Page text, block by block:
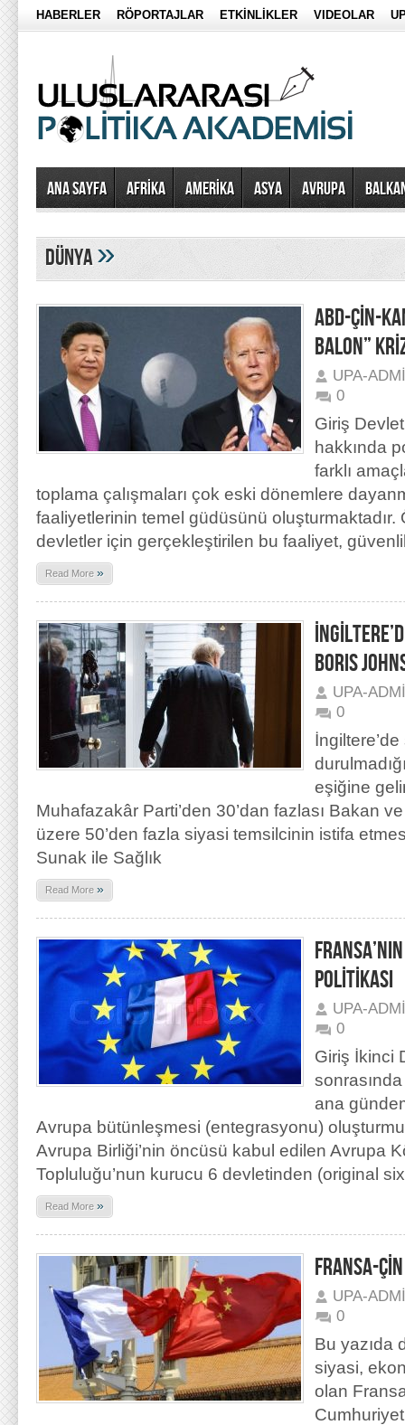
HABERLER RÖPORTAJLAR ETKİNLİKLER VIDEOLAR
Ana Sayfa AFRİKA AMERİKA ASYA AVRUPA
dünya»
ABD-ÇİN-
BALON”
UPA-
0
Giriş
hakkında
farklı
toplama çalışmaları çok eski dönemlere
faaliyetlerinin temel güdüsünü oluşturmaktadır.
devletler için gerçekleştirilen bu faaliyet,
Read More »
BORIS
UPA-
0
eşiğine
Muhafazakâr Parti’den 30’dan fazlası Bakan
üzere 50’den fazla siyasi temsilcinin istifa
Sunak ile Sağlık
Read More »
POLİTİKASI
UPA-
0
Giriş İkinci
sonrasında
ana
Avrupa bütünleşmesi (entegrasyonu)
Avrupa Birliği’nin öncüsü kabul edilen Avrupa
Topluluğu’nun kurucu 6 devletinden (original
Read More »
FRANSA-
UPA-
0
Bu yazıda
siyasi,
olan